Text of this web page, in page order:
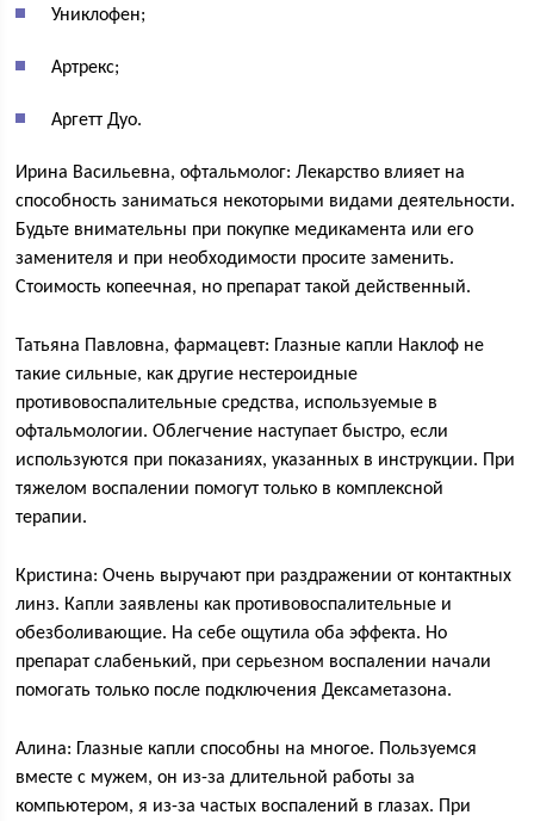
Униклофен;
Артрекс;
Аргетт Дуо.
Ирина Васильевна, офтальмолог: Лекарство влияет на
способность заниматься некоторыми видами деятельности.
Будьте внимательны при покупке медикамента или его
заменителя и при необходимости просите заменить.
Стоимость копеечная, но препарат такой действенный.
Татьяна Павловна, фармацевт: Глазные капли Наклоф не
такие сильные, как другие нестероидные
противовоспалительные средства, используемые в
офтальмологии. Облегчение наступает быстро, если
используются при показаниях, указанных в инструкции. При
тяжелом воспалении помогут только в комплексной
терапии.
Кристина: Очень выручают при раздражении от контактных
линз. Капли заявлены как противовоспалительные и
обезболивающие. На себе ощутила оба эффекта. Но
препарат слабенький, при серьезном воспалении начали
помогать только после подключения Дексаметазона.
Алина: Глазные капли способны на многое. Пользуемся
вместе с мужем, он из-за длительной работы за
компьютером, я из-за частых воспалений в глазах. При